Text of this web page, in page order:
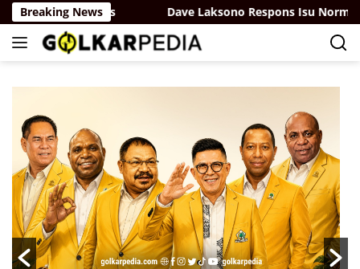
Langsung
ke
konten
Breaking News
Sisdiknas Dave Laksono Respons Isu Norman